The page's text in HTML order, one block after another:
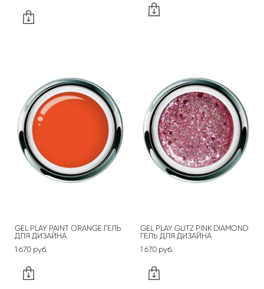
GEL PLAY PAINT ORANGE ГЕЛЬ
ДЛЯ ДИЗАЙНА
1 670 pуб.
GEL PLAY GLITZ PINK DIAMOND
ГЕЛЬ ДЛЯ ДИЗАЙНА
1 670 pуб.